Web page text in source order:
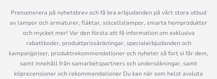
Prenumerera på nyhetsbrev och få bra erbjudanden på vårt stora utbud
av lampor och armaturer, fläktar, solcellslampor, smarta hemprodukter
och mycket mer! Var den första att få information om exklusiva
rabattkoder, produktprissänkningar, specialerbjudanden och
kampanjpriser, produktrekommendationer och nyheter så fort vi får dem,
samt innehåll från samarbetspartners och undersökningar, samt
köprecensioner och rekommendationer Du kan när som helst avsluta